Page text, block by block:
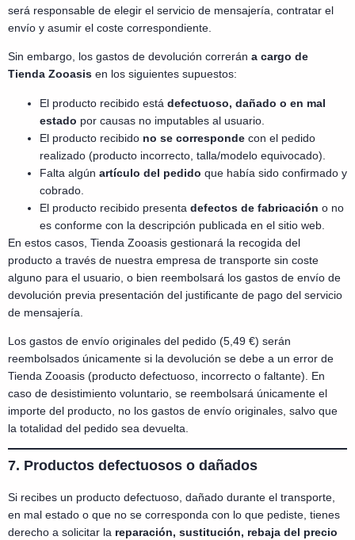
será responsable de elegir el servicio de mensajería, contratar el
envío y asumir el coste correspondiente.
Sin embargo, los gastos de devolución correrán a cargo de
Tienda Zooasis en los siguientes supuestos:
El producto recibido está defectuoso, dañado o en mal
estado por causas no imputables al usuario.
El producto recibido no se corresponde con el pedido
realizado (producto incorrecto, talla/modelo equivocado).
Falta algún artículo del pedido que había sido confirmado y
cobrado.
El producto recibido presenta defectos de fabricación o no
es conforme con la descripción publicada en el sitio web.
En estos casos, Tienda Zooasis gestionará la recogida del
producto a través de nuestra empresa de transporte sin coste
alguno para el usuario, o bien reembolsará los gastos de envío de
devolución previa presentación del justificante de pago del servicio
de mensajería.
Los gastos de envío originales del pedido (5,49 €) serán
reembolsados únicamente si la devolución se debe a un error de
Tienda Zooasis (producto defectuoso, incorrecto o faltante). En
caso de desistimiento voluntario, se reembolsará únicamente el
importe del producto, no los gastos de envío originales, salvo que
la totalidad del pedido sea devuelta.
7. Productos defectuosos o dañados
Si recibes un producto defectuoso, dañado durante el transporte,
en mal estado o que no se corresponda con lo que pediste, tienes
derecho a solicitar la reparación, sustitución, rebaja del precio